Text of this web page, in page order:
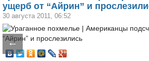
ущерб от “Айрин” и
30 августа 2011, 06:52
←